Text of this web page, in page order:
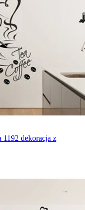
1192 dekoracja z